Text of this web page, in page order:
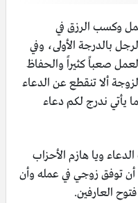
وكسب الرزق في
بالدرجة الأولى، وفي
صعباً كثيراً والحفاظ
ألا تنقطع عن الدعاء
يأتي ندرج لكم دعاء
ويا هازم الأحزاب
توفق زوجي في عمله وأن
العارفين.